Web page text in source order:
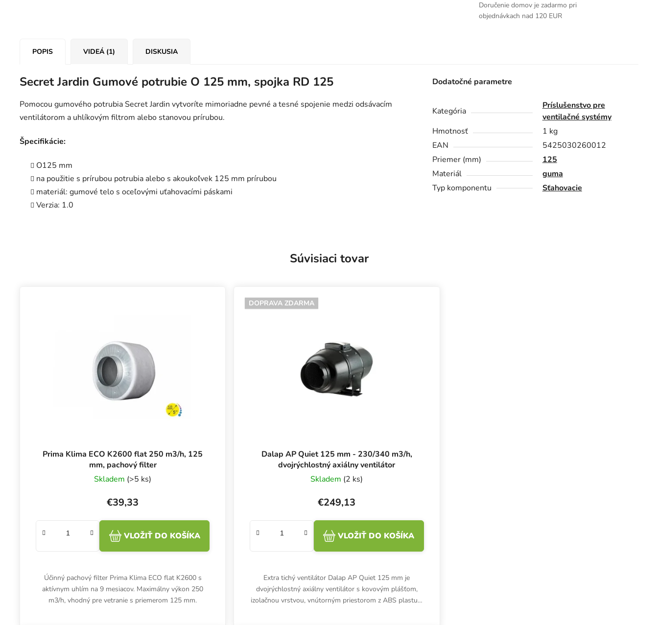
Doručenie domov je zadarmo pri
objednávkach nad 120 EUR
POPIS VIDEÁ (1) DISKUSIA
Secret Jardin Gumové potrubie O 125 mm, spojka RD 125
Pomocou gumového potrubia Secret Jardin vytvoríte mimoriadne pevné a tesné spojenie medzi odsávacím
ventilátorom a uhlíkovým filtrom alebo stanovou prírubou.
Špecifikácie:
O125 mm
na použitie s prírubou potrubia alebo s akoukoľvek 125 mm prírubou
materiál: gumové telo s oceľovými uťahovacími páskami
Verzia: 1.0
Dodatočné parametre
Kategória
Príslušenstvo pre
ventilačné systémy
Hmotnosť
1 kg
EAN
5425030260012
Priemer (mm)
125
Materiál
guma
Typ komponentu
Sťahovacie
Súvisiaci tovar
Prima Klima ECO K2600 flat 250 m3/h, 125
mm, pachový filter
Skladem (>5 ks)
€39,33
VLOŽIŤ DO KOŠÍKA
Účinný pachový filter Prima Klima ECO flat K2600 s
aktívnym uhlím na 9 mesiacov. Maximálny výkon 250
m3/h, vhodný pre vetranie s priemerom 125 mm.
DOPRAVA ZDARMA
Dalap AP Quiet 125 mm - 230/340 m3/h,
dvojrýchlostný axiálny ventilátor
Skladem (2 ks)
€249,13
VLOŽIŤ DO KOŠÍKA
Extra tichý ventilátor Dalap AP Quiet 125 mm je
dvojrýchlostný axiálny ventilátor s kovovým plášťom,
izolačnou vrstvou, vnútorným priestorom z ABS plastu a